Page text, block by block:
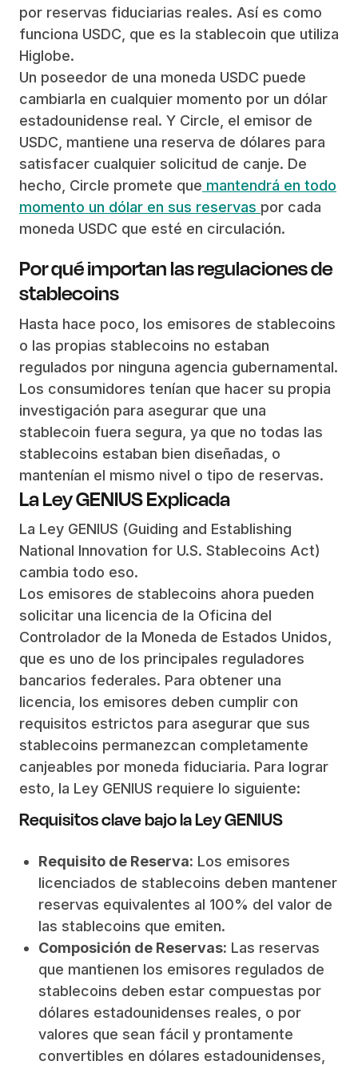
por reservas fiduciarias reales. Así es como
funciona USDC, que es la stablecoin que utiliza
Higlobe.
Un poseedor de una moneda USDC puede
cambiarla en cualquier momento por un dólar
estadounidense real. Y Circle, el emisor de
USDC, mantiene una reserva de dólares para
satisfacer cualquier solicitud de canje. De
hecho, Circle promete que mantendrá en todo
momento un dólar en sus reservas por cada
moneda USDC que esté en circulación.
Por qué importan las regulaciones de
stablecoins
Hasta hace poco, los emisores de stablecoins
o las propias stablecoins no estaban
regulados por ninguna agencia gubernamental.
Los consumidores tenían que hacer su propia
investigación para asegurar que una
stablecoin fuera segura, ya que no todas las
stablecoins estaban bien diseñadas, o
mantenían el mismo nivel o tipo de reservas.
La Ley GENIUS Explicada
La Ley GENIUS (Guiding and Establishing
National Innovation for U.S. Stablecoins Act)
cambia todo eso.
Los emisores de stablecoins ahora pueden
solicitar una licencia de la Oficina del
Controlador de la Moneda de Estados Unidos,
que es uno de los principales reguladores
bancarios federales. Para obtener una
licencia, los emisores deben cumplir con
requisitos estrictos para asegurar que sus
stablecoins permanezcan completamente
canjeables por moneda fiduciaria. Para lograr
esto, la Ley GENIUS requiere lo siguiente:
Requisitos clave bajo la Ley GENIUS
Requisito de Reserva: Los emisores
licenciados de stablecoins deben mantener
reservas equivalentes al 100% del valor de
las stablecoins que emiten.
Composición de Reservas: Las reservas
que mantienen los emisores regulados de
stablecoins deben estar compuestas por
dólares estadounidenses reales, o por
valores que sean fácil y prontamente
convertibles en dólares estadounidenses,